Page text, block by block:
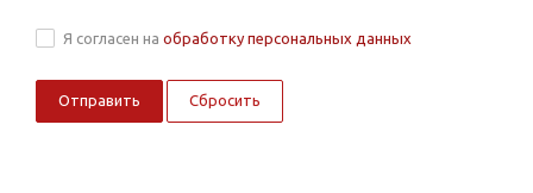
Я согласен на обработку персональных данных
Сбросить